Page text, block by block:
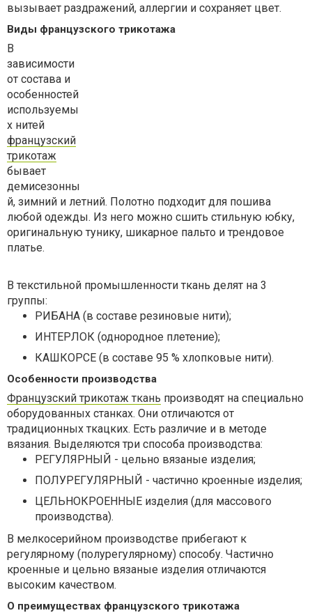
вызывает раздражений, аллергии и сохраняет цвет.
Виды французского трикотажа
В
зависимости
от состава и
особенностей
используемы
х нитей
французский
трикотаж
бывает
демисезонны
й, зимний и летний. Полотно подходит для пошива
любой одежды. Из него можно сшить стильную юбку,
оригинальную тунику, шикарное пальто и трендовое
платье.
В текстильной промышленности ткань делят на 3
группы:
РИБАНА (в составе резиновые нити);
ИНТЕРЛОК (однородное плетение);
КАШКОРСЕ (в составе 95 % хлопковые нити).
Особенности производства
Французский трикотаж ткань производят на специально
оборудованных станках. Они отличаются от
традиционных ткацких. Есть различие и в методе
вязания. Выделяются три способа производства:
РЕГУЛЯРНЫЙ - цельно вязаные изделия;
ПОЛУРЕГУЛЯРНЫЙ - частично кроенные изделия;
ЦЕЛЬНОКРОЕННЫЕ изделия (для массового
производства).
В мелкосерийном производстве прибегают к
регулярному (полурегулярному) способу. Частично
кроенные и цельно вязаные изделия отличаются
высоким качеством.
О преимуществах французского трикотажа